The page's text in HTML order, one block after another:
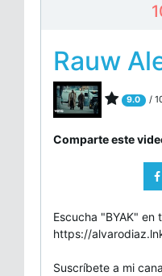
Rauw
9.0 /
Comparte este
Escucha "BYAK"
https://
Suscríbete a mi